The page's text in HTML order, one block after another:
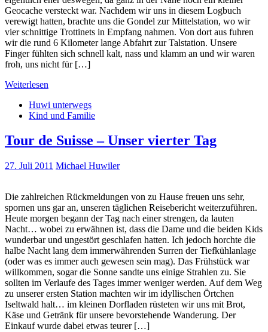
Geocache versteckt war. Nachdem wir uns in diesem Logbuch
verewigt hatten, brachte uns die Gondel zur Mittelstation, wo wir
vier schnittige Trottinets in Empfang nahmen. Von dort aus fuhren
wir die rund 6 Kilometer lange Abfahrt zur Talstation. Unsere
Finger fühlten sich schnell kalt, nass und klamm an und wir waren
froh, uns nicht für […]
Weiterlesen
Huwi unterwegs
Kind und Familie
Tour de Suisse – Unser vierter Tag
27. Juli 2011 Michael Huwiler
Die zahlreichen Rückmeldungen von zu Hause freuen uns sehr,
spornen uns gar an, unseren täglichen Reisebericht weiterzuführen.
Heute morgen begann der Tag nach einer strengen, da lauten
Nacht… wobei zu erwähnen ist, dass die Dame und die beiden Kids
wunderbar und ungestört geschlafen hatten. Ich jedoch horchte die
halbe Nacht lang dem immerwährenden Surren der Tiefkühlanlage
(oder was es immer auch gewesen sein mag). Das Frühstück war
willkommen, sogar die Sonne sandte uns einige Strahlen zu. Sie
sollten im Verlaufe des Tages immer weniger werden. Auf dem Weg
zu unserer ersten Station machten wir im idyllischen Örtchen
Iseltwald halt… im kleinen Dorfladen rüsteten wir uns mit Brot,
Käse und Getränk für unsere bevorstehende Wanderung. Der
Einkauf wurde dabei etwas teurer […]